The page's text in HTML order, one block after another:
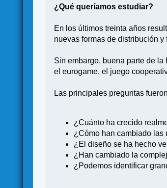
¿Qué queríamos estudiar?
En los últimos treinta años
nuevas formas de distribución
Sin embargo, buena parte de
el eurogame, el juego
Las principales preguntas
¿Cuánto ha crecido
¿Cómo han cambiado las
¿El diseño se ha hecho
¿Han cambiado la
¿Podemos identificar